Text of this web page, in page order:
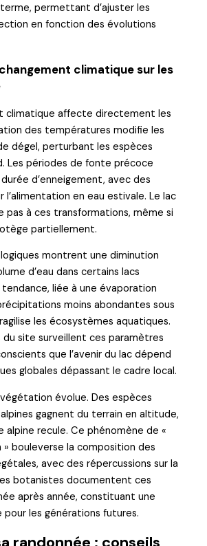
permettant d’ajuster les
en fonction des évolutions
climatique sur les
climatique affecte directement les
des températures modifie les
dégel, perturbant les espèces
Les périodes de fonte précoce
d’enneigement, avec des
l’alimentation en eau estivale. Le lac
pas à ces transformations, même si
partiellement.
montrent une diminution
d’eau dans certains lacs
liée à une évaporation
moins abondantes sous
les écosystèmes aquatiques.
du site surveillent ces paramètres
que l’avenir du lac dépend
globales dépassant le cadre local.
évolue. Des espèces
gagnent du terrain en altitude,
alpine recule. Ce phénomène de «
bouleverse la composition des
avec des répercussions sur la
botanistes documentent ces
après année, constituant une
pour les générations futures.